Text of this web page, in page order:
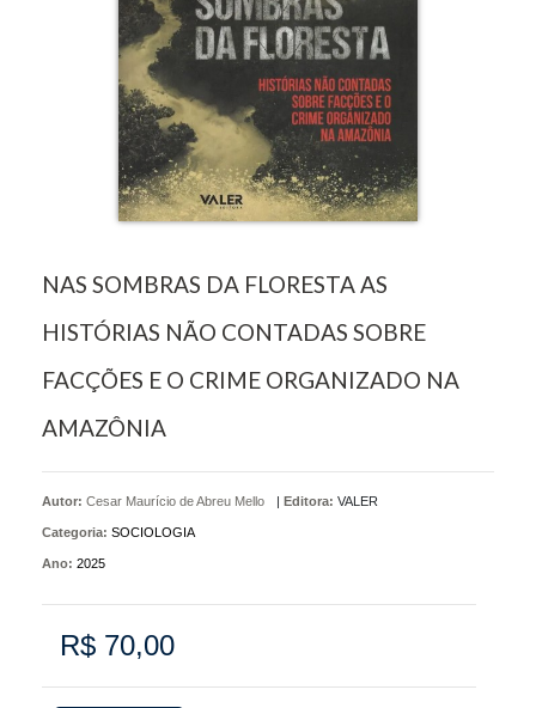
NAS SOMBRAS DA FLORESTA AS
HISTÓRIAS NÃO CONTADAS SOBRE
FACÇÕES E O CRIME ORGANIZADO NA
AMAZÔNIA
Autor: Cesar Maurício de Abreu Mello | Editora: VALER
Categoria: SOCIOLOGIA
Ano: 2025
R$ 70,00